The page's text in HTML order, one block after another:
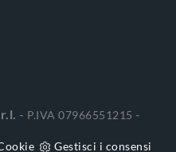
- P.IVA 07966551215 -
Gestisci i consensi